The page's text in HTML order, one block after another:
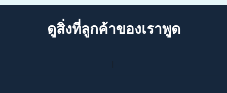
ดูสิ่งที่ลูกค้าของเราพูด